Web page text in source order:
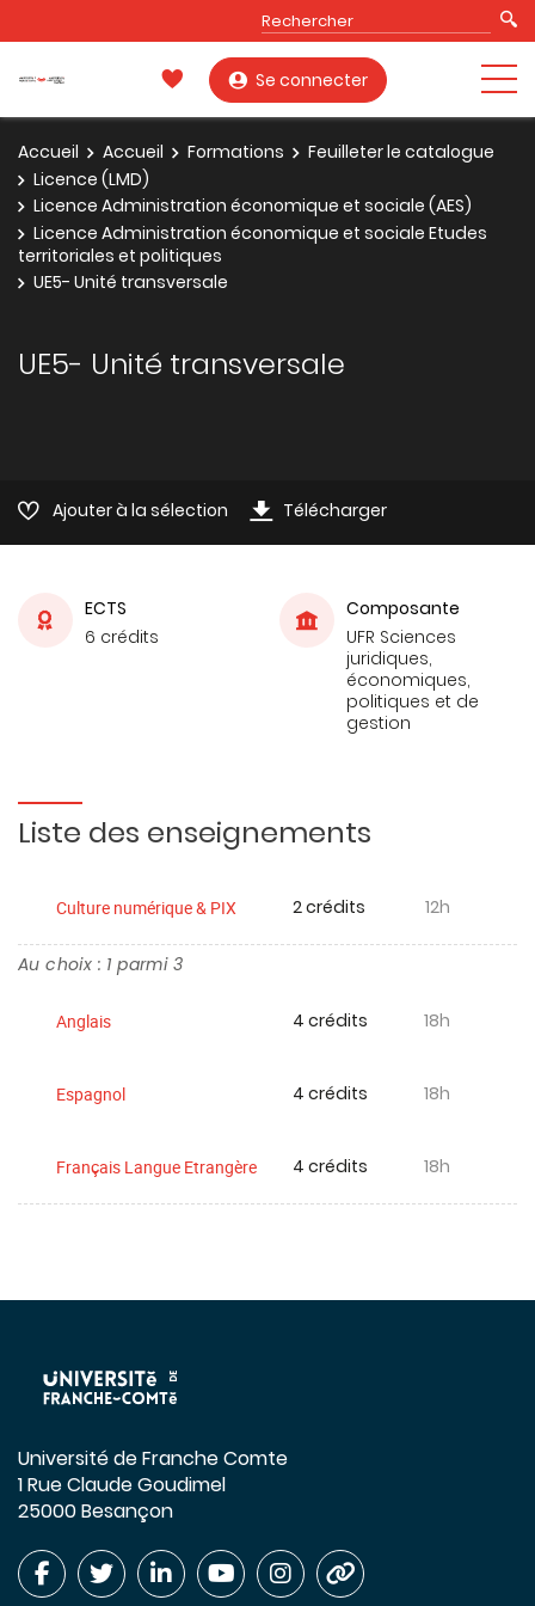
Se connecter
Accueil Accueil Formations
Feuilleter le catalogue
Licence (LMD)
Licence Administration économique et sociale (AES)
Licence Administration économique et sociale Etudes
territoriales et politiques
UE5- Unité transversale
UE5- Unité transversale
Ajouter à la sélection Télécharger
ECTS
6 crédits
Composante
UFR Sciences
juridiques,
économiques,
politiques et de
gestion
Liste des enseignements
Culture numérique & PIX 2 crédits 12h
Au choix : 1 parmi 3
Anglais 4 crédits 18h
Espagnol 4 crédits 18h
Français Langue Etrangère 4 crédits 18h
Université de Franche Comte
1 Rue Claude Goudimel
25000 Besançon